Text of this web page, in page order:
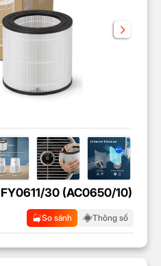
30 (AC0650/10)
So sánh Thông số